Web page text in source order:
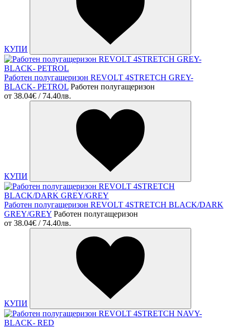
КУПИ
Работен полугащеризон REVOLT 4STRETCH GREY-
BLACK- PETROL Работен полугащеризон
от 38.04€ / 74.40лв.
КУПИ
Работен полугащеризон REVOLT 4STRETCH BLACK/DARK
GREY/GREY Работен полугащеризон
от 38.04€ / 74.40лв.
КУПИ